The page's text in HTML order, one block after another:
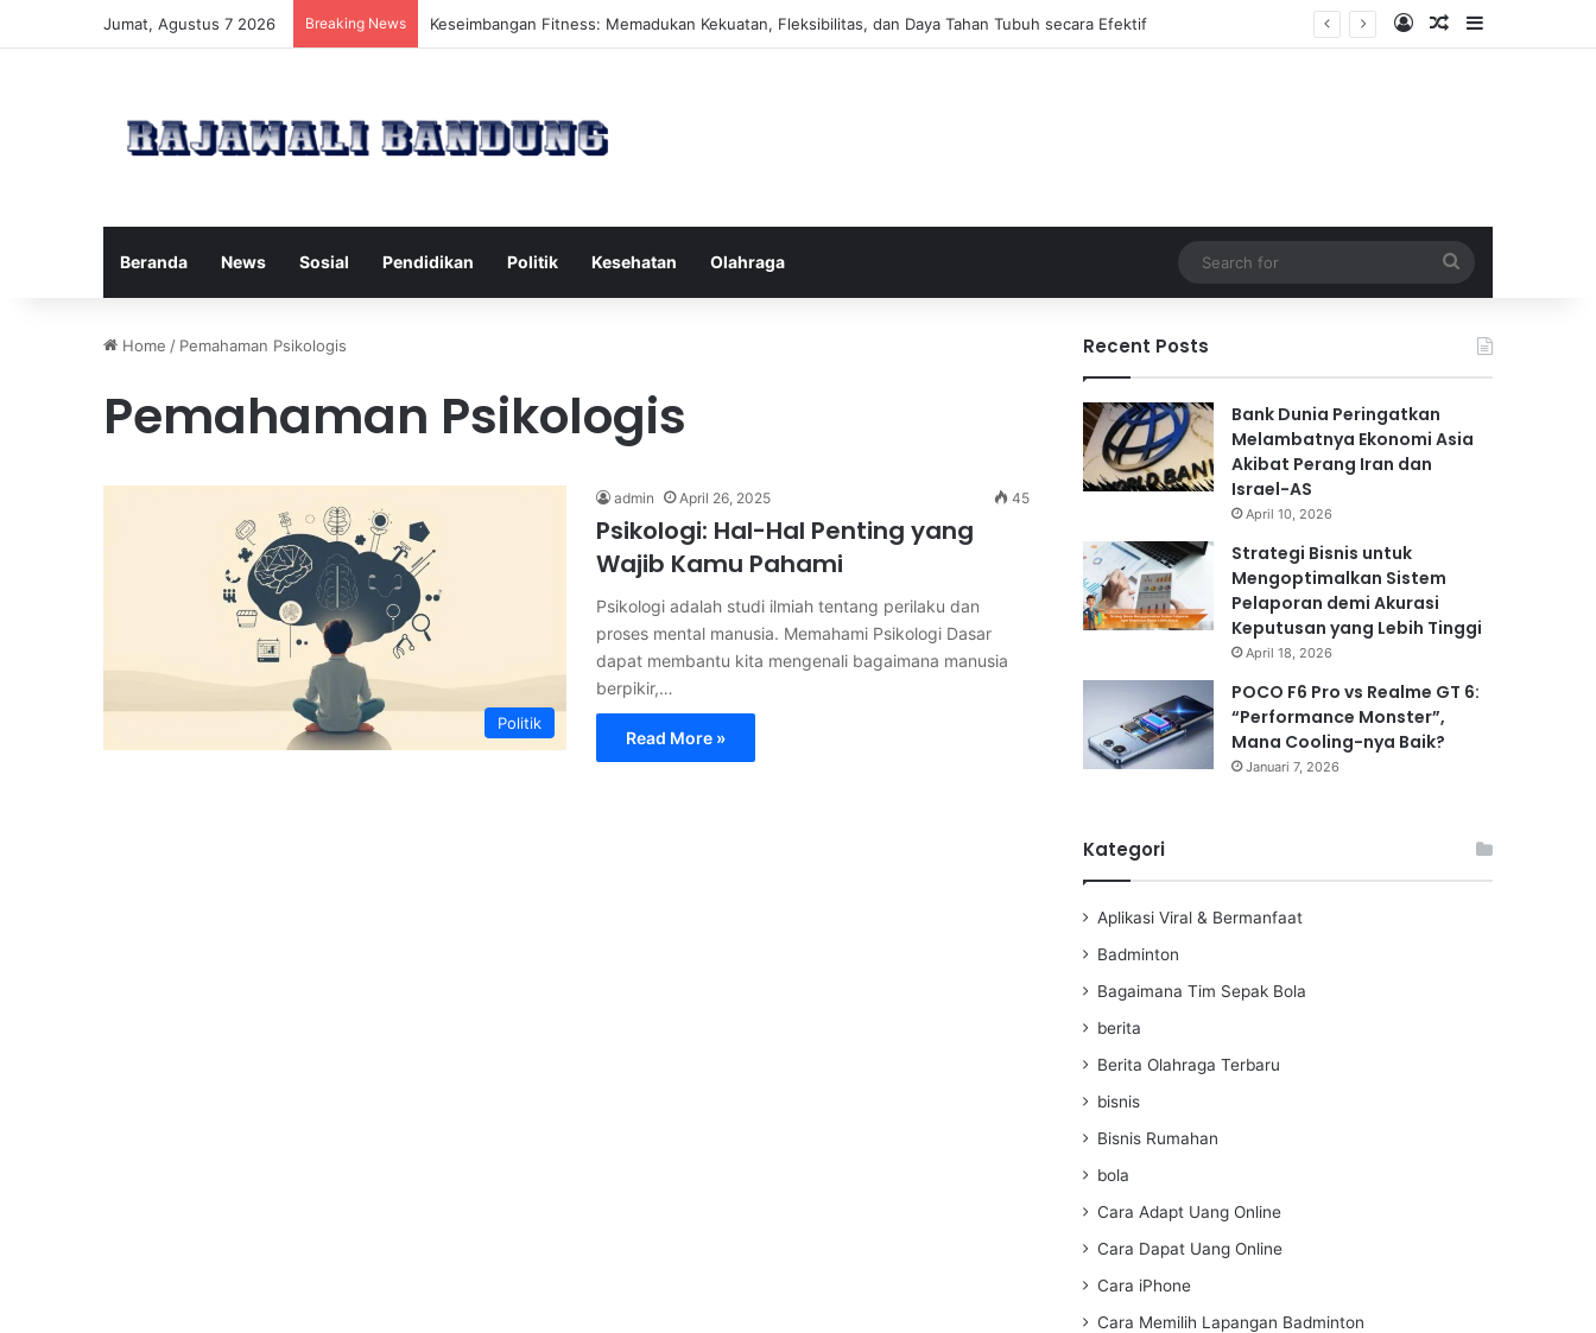
Jumat, Agustus 7 2026 Breaking News Manfaat Pilates Reformer untuk Meningkatkan Kekuatan Otot Inti Secara Efektif Log InRandom Article
Sidebar
Beranda News Sosial Pendidikan Politik Kesehatan Olahraga
for
Home / Pemahaman Psikologis
Pemahaman Psikologis
Politik
admin April 26, 2025 45
Psikologi: Hal-Hal Penting yang
Wajib Kamu Pahami
Psikologi adalah studi ilmiah tentang perilaku dan
proses mental manusia. Memahami Psikologi Dasar
dapat membantu kita mengenali bagaimana manusia
berpikir,…
Read More »
Recent Posts
Bank Dunia Peringatkan
Melambatnya Ekonomi Asia
Akibat Perang Iran dan
Israel-AS
April 10, 2026
Strategi Bisnis untuk
Mengoptimalkan Sistem
Pelaporan demi Akurasi
Keputusan yang Lebih Tinggi
April 18, 2026
POCO F6 Pro vs Realme GT 6:
“Performance Monster”,
Mana Cooling-nya Baik?
Januari 7, 2026
Kategori
Aplikasi Viral & Bermanfaat
Badminton
Bagaimana Tim Sepak Bola
berita
Berita Olahraga Terbaru
bisnis
Bisnis Rumahan
bola
Cara Adapt Uang Online
Cara Dapat Uang Online
Cara iPhone
Cara Memilih Lapangan Badminton